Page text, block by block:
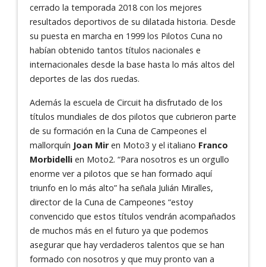
cerrado la temporada 2018 con los mejores
resultados deportivos de su dilatada historia. Desde
su puesta en marcha en 1999 los Pilotos Cuna no
habían obtenido tantos títulos nacionales e
internacionales desde la base hasta lo más altos del
deportes de las dos ruedas.
Además la escuela de Circuit ha disfrutado de los
títulos mundiales de dos pilotos que cubrieron parte
de su formación en la Cuna de Campeones el
mallorquín Joan Miren Moto3 y el italiano Franco
Morbidelli en Moto2. “Para nosotros es un orgullo
enorme ver a pilotos que se han formado aquí
triunfo en lo más alto” ha señala Julián Miralles,
director de la Cuna de Campeones “estoy
convencido que estos títulos vendrán acompañados
de muchos más en el futuro ya que podemos
asegurar que hay verdaderos talentos que se han
formado con nosotros y que muy pronto van a